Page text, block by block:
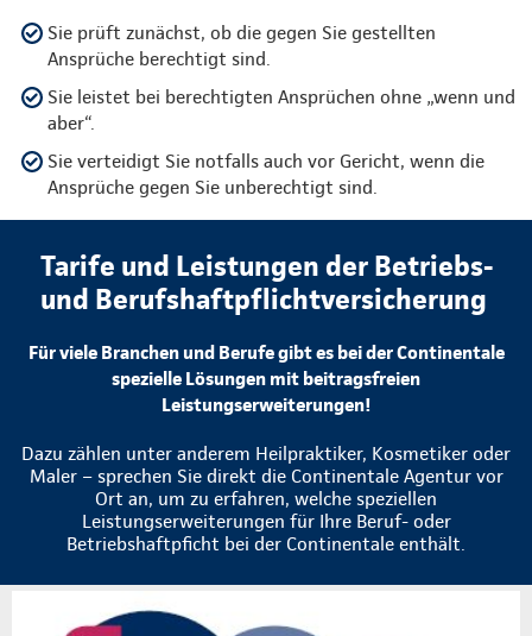
Sie prüft zunächst, ob die gegen Sie gestellten
Ansprüche berechtigt sind.
Sie leistet bei berechtigten Ansprüchen ohne „wenn und
aber“.
Sie verteidigt Sie notfalls auch vor Gericht, wenn die
Ansprüche gegen Sie unberechtigt sind.
Tarife und Leistungen der Betriebs-
und Berufshaftpflichtversicherung
Für viele Branchen und Berufe gibt es bei der Continentale
spezielle Lösungen mit beitragsfreien
Leistungserweiterungen!
Dazu zählen unter anderem Heilpraktiker, Kosmetiker oder
Maler – sprechen Sie direkt die Continentale Agentur vor
Ort an, um zu erfahren, welche speziellen
Leistungserweiterungen für Ihre Beruf- oder
Betriebshaftpficht bei der Continentale enthält.